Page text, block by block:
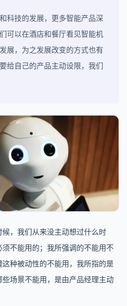
科技的发展，更多智能产品深
可以在酒店和餐厅看见智能机
展，为之发展改变的方式也有
给自己的产品主动设限，我们
，我们从来没主动想过什么时
不能用的；我所强调的不能用不
种被动性的不能用，我所指的是
场景不能用，是由产品经理主动